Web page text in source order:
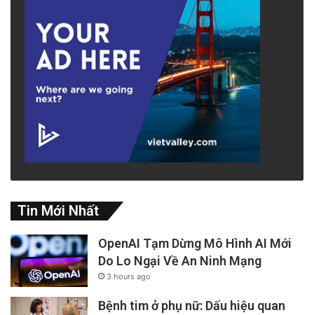
Tin Mới Nhất
OpenAI Tạm Dừng Mô Hình AI Mới
Do Lo Ngại Về An Ninh Mạng
3 hours ago
Bệnh tim ở phụ nữ: Dấu hiệu quan